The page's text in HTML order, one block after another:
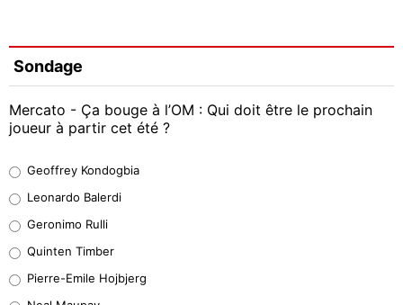
Sondage
Mercato - Ça bouge à l’OM : Qui doit être le prochain
joueur à partir cet été ?
38%
32%
4%
Geoffrey Kondogbia
Leonardo Balerdi
Geronimo Rulli
Quinten Timber
Pierre-Emile Hojbjerg